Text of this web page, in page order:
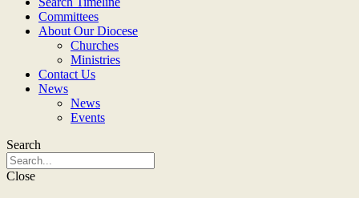
Committees
About Our Diocese
Churches
Ministries
Contact Us
News
News
Events
Search
Close